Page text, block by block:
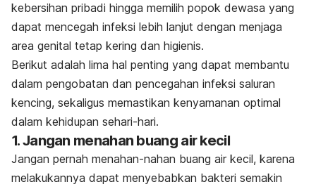
kebersihan pribadi hingga memilih popok dewasa yang
dapat mencegah infeksi lebih lanjut dengan menjaga
area genital tetap kering dan higienis.
Berikut adalah lima hal penting yang dapat membantu
dalam pengobatan dan pencegahan infeksi saluran
kencing, sekaligus memastikan kenyamanan optimal
dalam kehidupan sehari-hari.
1. Jangan menahan buang air kecil
Jangan pernah menahan-nahan buang air kecil, karena
melakukannya dapat menyebabkan bakteri semakin